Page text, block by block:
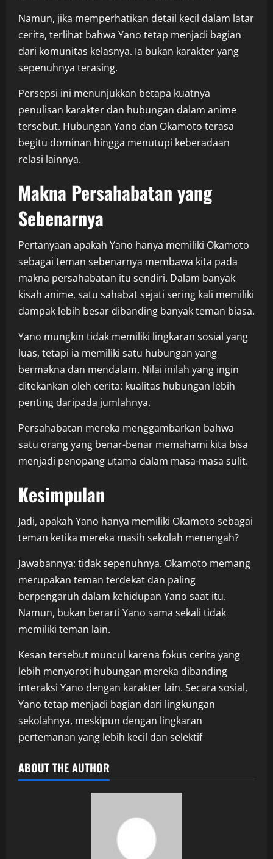
Namun, jika memperhatikan detail kecil dalam latar
cerita, terlihat bahwa Yano tetap menjadi bagian
dari komunitas kelasnya. Ia bukan karakter yang
sepenuhnya terasing.
Persepsi ini menunjukkan betapa kuatnya
penulisan karakter dan hubungan dalam anime
tersebut. Hubungan Yano dan Okamoto terasa
begitu dominan hingga menutupi keberadaan
relasi lainnya.
Makna Persahabatan yang
Sebenarnya
Pertanyaan apakah Yano hanya memiliki Okamoto
sebagai teman sebenarnya membawa kita pada
makna persahabatan itu sendiri. Dalam banyak
kisah anime, satu sahabat sejati sering kali memiliki
dampak lebih besar dibanding banyak teman biasa.
Yano mungkin tidak memiliki lingkaran sosial yang
luas, tetapi ia memiliki satu hubungan yang
bermakna dan mendalam. Nilai inilah yang ingin
ditekankan oleh cerita: kualitas hubungan lebih
penting daripada jumlahnya.
Persahabatan mereka menggambarkan bahwa
satu orang yang benar-benar memahami kita bisa
menjadi penopang utama dalam masa-masa sulit.
Kesimpulan
Jadi, apakah Yano hanya memiliki Okamoto sebagai
teman ketika mereka masih sekolah menengah?
Jawabannya: tidak sepenuhnya. Okamoto memang
merupakan teman terdekat dan paling
berpengaruh dalam kehidupan Yano saat itu.
Namun, bukan berarti Yano sama sekali tidak
memiliki teman lain.
Kesan tersebut muncul karena fokus cerita yang
lebih menyoroti hubungan mereka dibanding
interaksi Yano dengan karakter lain. Secara sosial,
Yano tetap menjadi bagian dari lingkungan
sekolahnya, meskipun dengan lingkaran
pertemanan yang lebih kecil dan selektif
ABOUT THE AUTHOR